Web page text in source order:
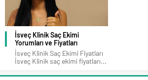
İsveç Klinik Saç Ekimi
Yorumları ve Fiyatları
İsveç Klinik Saç Ekimi Fiyatları
İsveç Klinik saç ekimi fiyatları...